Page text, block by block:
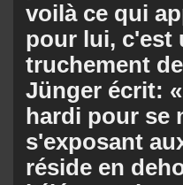
voilà ce qui
pour lui, c'est
truchement
Jünger écrit:
hardi pour se
s'exposant
réside en